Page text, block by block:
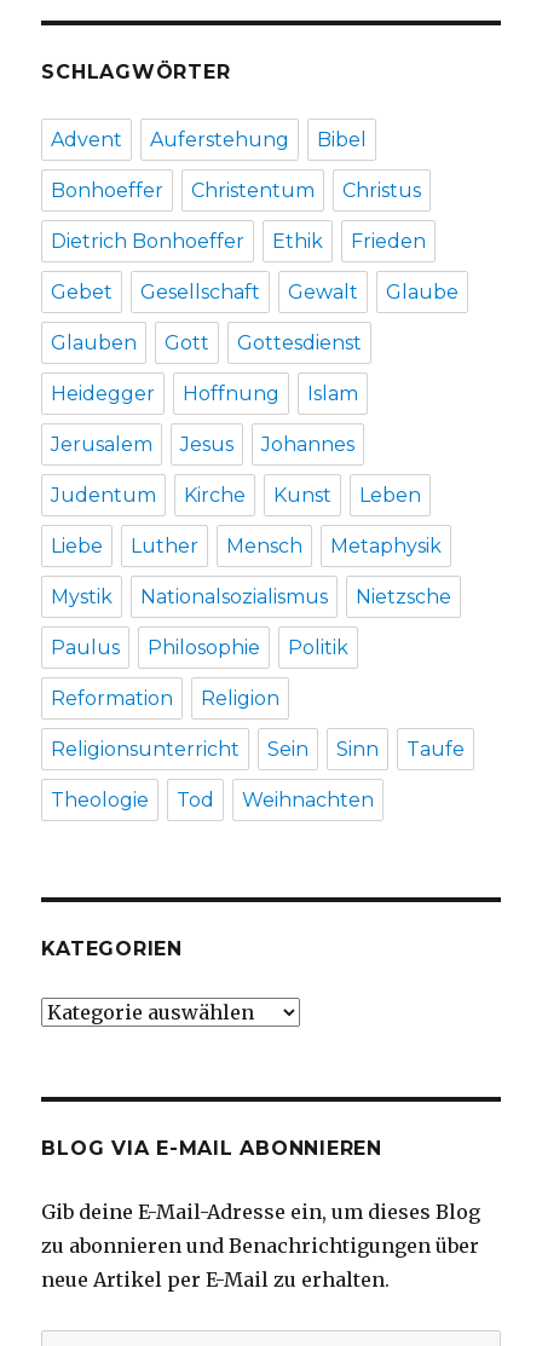
SCHLAGWÖRTER
Advent Auferstehung Bibel
Bonhoeffer Christentum Christus
Dietrich Bonhoeffer Ethik Frieden
Gebet Gesellschaft Gewalt Glaube
Glauben Gott Gottesdienst
Heidegger Hoffnung Islam
Jerusalem Jesus Johannes
Judentum Kirche Kunst Leben
Liebe Luther Mensch Metaphysik
Mystik Nationalsozialismus Nietzsche
Paulus Philosophie Politik
Reformation Religion
Religionsunterricht Sein Sinn Taufe
Theologie Tod Weihnachten
KATEGORIEN
Kategorien
BLOG VIA E-MAIL ABONNIEREN
Gib deine E-Mail-Adresse ein, um dieses Blog
zu abonnieren und Benachrichtigungen über
neue Artikel per E-Mail zu erhalten.